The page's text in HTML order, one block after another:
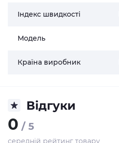
Індекс швидкості
Модель
Країна виробник
Відгуки
0 / 5
середній рейтинг товару